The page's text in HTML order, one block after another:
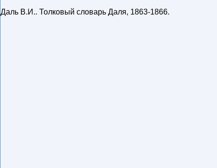
Даль В.И.. Толковый словарь Даля, 1863-1866.